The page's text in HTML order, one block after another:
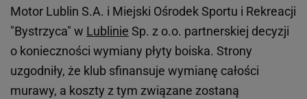
Motor Lublin S.A. i Miejski Ośrodek Sportu i Rekreacji
"Bystrzyca" w Lublinie Sp. z o.o. partnerskiej decyzji
o konieczności wymiany płyty boiska. Strony
uzgodniły, że klub sfinansuje wymianę całości
murawy, a koszty z tym związane zostaną